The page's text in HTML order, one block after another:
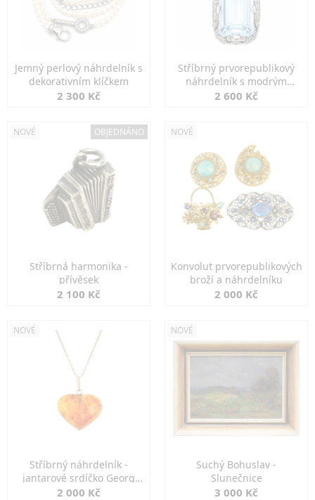
Jemný perlový náhrdelník s
dekorativním klíčkem
2 300 Kč
Stříbrný prvorepublikový
náhrdelník s modrým
spinelem
2 600 Kč
NOVÉ OBJEDNÁNO
Stříbrná harmonika -
přívěsek
2 100 Kč
NOVÉ
Konvolut prvorepublikových
broží a náhrdelníku
2 000 Kč
NOVÉ
Stříbrný náhrdelník -
jantarové srdíčko Georg
Kramer
2 000 Kč
NOVÉ
Suchý Bohuslav -
Slunečnice
3 000 Kč